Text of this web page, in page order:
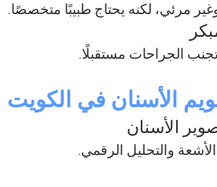
مرئي، لكنه يحتاج طبيبًا متخصصًا.
الجراحات مستقبلًا.
الأسنان في الكويت
والتحليل الرقمي.